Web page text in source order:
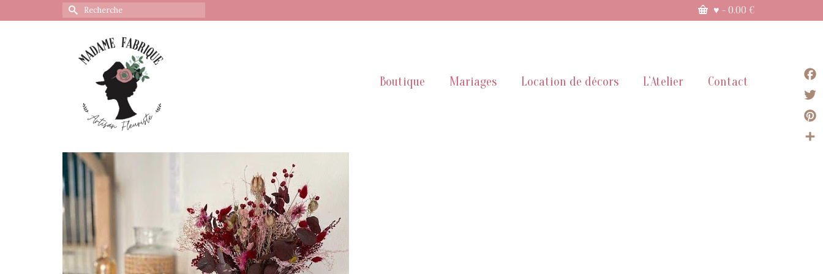
♥ - 0.00 €
Rechercher :
Boutique Mariages Location de décors L’Atelier Contact